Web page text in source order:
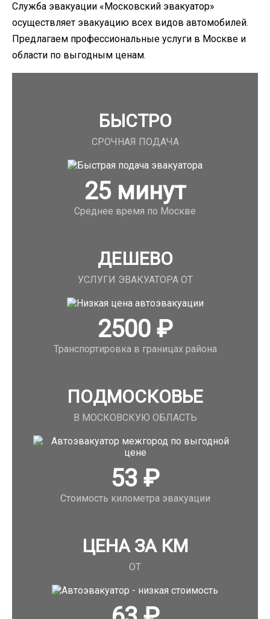
Служба эвакуации «Московский эвакуатор»
осуществляет эвакуацию всех видов автомобилей.
Предлагаем профессиональные услуги в Москве и
области по выгодным ценам.
БЫСТРО
СРОЧНАЯ ПОДАЧА
25минут
Среднее время по Москве
ДЕШЕВО
УСЛУГИ ЭВАКУАТОРА ОТ
2500₽
Транспортировка в границах района
ПОДМОСКОВЬЕ
В МОСКОВСКУЮ ОБЛАСТЬ
53₽
Стоимость километра эвакуации
ЦЕНА ЗА КМ
ОТ